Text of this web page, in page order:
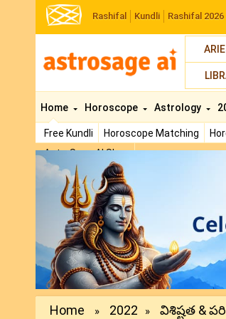
Rashifal Kundli Rashifal 2026
Home
Free Kundli Horoscope Matching
AstroSage AI Shop
Horoscope Astrology
Previous
Home » 2022 » విశిష్టత &